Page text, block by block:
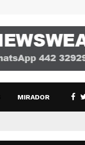
MIRADOR